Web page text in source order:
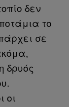
δεν
το
σε
δρυός
οι